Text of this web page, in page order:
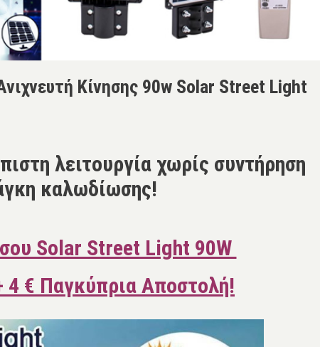
Κίνησης 90w Solar Street Light
λειτουργία χωρίς συντήρηση
καλωδίωσης!
Solar Street Light 90W
€ Παγκύπρια Αποστολή!